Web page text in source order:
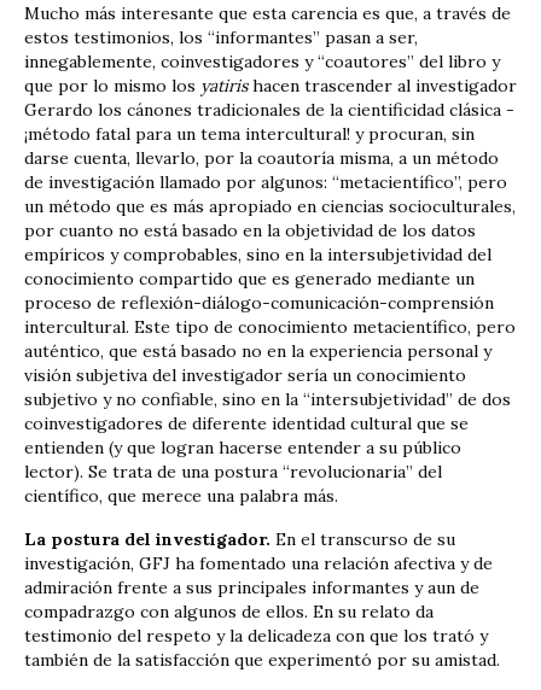
Mucho más interesante que esta carencia es que, a través de
estos testimonios, los “informantes” pasan a ser,
innegablemente, coinvestigadores y “coautores” del libro y
que por lo mismo los yatirishacen trascender al investigador
Gerardo los cánones tradicionales de la cientificidad clásica ­
¡método fatal para un tema intercultural!­ y procuran, sin
darse cuenta, llevarlo, por la coautoría misma, a un método
de investigación llamado por algunos: “metacientífico”, pero
un método que es más apropiado en ciencias socioculturales,
por cuanto no está basado en la objetividad de los datos
empíricos y comprobables, sino en la intersubjetividad del
conocimiento compartido que es generado mediante un
proceso de reflexión-diálogo-comunicación-comprensión
intercultural. Este tipo de conocimiento metacientífico, pero
auténtico, que está basado no en la experiencia personal y
visión subjetiva del investigador ­sería un conocimiento
subjetivo y no confiable­, sino en la “intersubjetividad” de dos
coinvestigadores de diferente identidad cultural que se
entienden (y que logran hacerse entender a su público
lector). Se trata de una postura “revolucionaria” del
científico, que merece una palabra más.
La postura del investigador. En el transcurso de su
investigación, GFJ ha fomentado una relación afectiva y de
admiración frente a sus principales informantes y aun de
compadrazgo con algunos de ellos. En su relato da
testimonio del respeto y la delicadeza con que los trató y
también de la satisfacción que experimentó por su amistad.